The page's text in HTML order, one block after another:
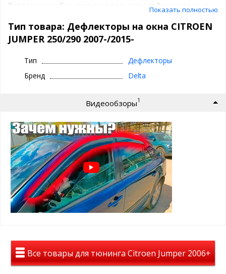
Ветровики на боковые окна популярны в России за счет
их приемлимой цены и отличного качества.
На данный момент данные дефлекторы для CITROEN JUMPER
250/290 2007-/2015- выпускаются в отличном исполнении
Дефлекторы окон на CITROEN JUMPER 250/290 2007-/2015-
приклеиваются на рамки дверей с помощью двухстороннего
На авто дефлекторы смотрятся полностью темными, но при
этом из салона автомобиля все отлично просматривается.
Материал: лёгкое и высококачественное оргстекло
Дефлекторы уберегут Вас от слепящего солнца, помогут в
дождливую погоду и будут радовать Вас долгие годы.
Показать полностью
Тип товара: Дефлекторы на окна CITROEN
JUMPER 250/290 2007-/2015-
Тип
Дефлекторы
Бренд
Delta
Видеообзоры1
Все товары для тюнинга Citroen Jumper 2006+